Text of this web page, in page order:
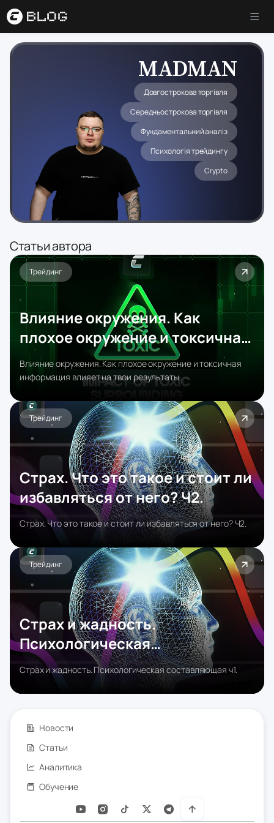
MADMAN
Довгострокова торгівля
Середньострокова торгівля
Фундаментальний аналіз
Психологія трейдингу
Crypto
Cтатьи автора
Трейдинг
Влияние окружения. Как
плохое окружение и токсичная
информация влияет на твои
результаты
Влияние окружения. Как плохое окружение и токсичная
информация влияет на твои результаты
Трейдинг
Страх. Что это такое и стоит ли
избавляться от него? Ч2.
Страх. Что это такое и стоит ли избавляться от него? Ч2.
Трейдинг
Страх и жадность.
Психологическая
составляющая ч1.
Страх и жадность. Психологическая составляющая ч1.
Новости
Статьи
Аналитика
Обучение